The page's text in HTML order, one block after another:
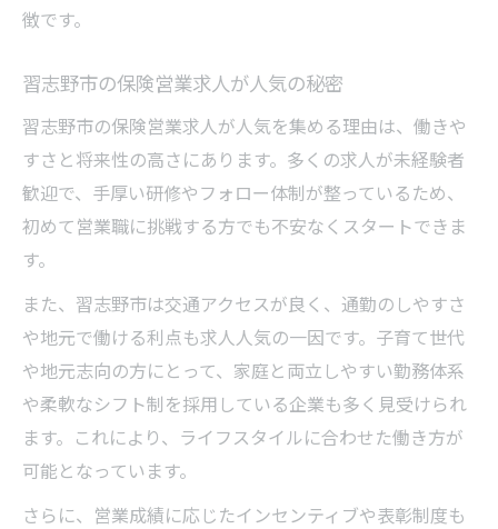
徴です。
習志野市の保険営業求人が人気の秘密
習志野市の保険営業求人が人気を集める理由は、働きや
すさと将来性の高さにあります。多くの求人が未経験者
歓迎で、手厚い研修やフォロー体制が整っているため、
初めて営業職に挑戦する方でも不安なくスタートできま
す。
また、習志野市は交通アクセスが良く、通勤のしやすさ
や地元で働ける利点も求人人気の一因です。子育て世代
や地元志向の方にとって、家庭と両立しやすい勤務体系
や柔軟なシフト制を採用している企業も多く見受けられ
ます。これにより、ライフスタイルに合わせた働き方が
可能となっています。
さらに、営業成績に応じたインセンティブや表彰制度も